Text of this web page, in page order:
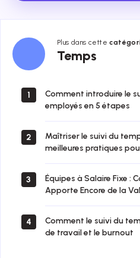
Plus dans cette
Temps
Temps
1
Comment introduire le
employés en 5 étapes
2
Maîtriser le suivi du
meilleures pratiques
3
Équipes à Salaire Fixe :
Apporte Encore de la
4
Comment le suivi du
de travail et le burnout